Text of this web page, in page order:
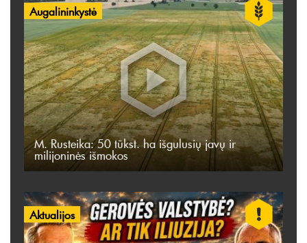
Augalininkystė
M. Rusteika: 50 tūkst. ha išgulusių javų ir
milijoninės išmokos
Aktualijos